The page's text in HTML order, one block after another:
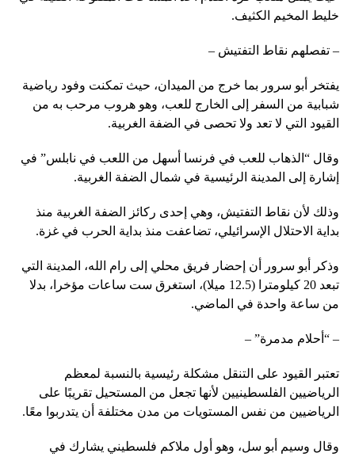
خليط المخيم الكثيف.
– تفصلهم نقاط التفتيش –
يفتخر أبو سرور بما خرج من الميدان، حيث تمكنت وفود رياضية
شبابية من السفر إلى الخارج للعب، وهو هروب مرحب به من
القيود التي لا تعد ولا تحصى في الضفة الغربية.
وقال “الذهاب للعب في فرنسا أسهل من اللعب في نابلس” في
إشارة إلى المدينة الرئيسية في شمال الضفة الغربية.
وذلك لأن نقاط التفتيش، وهي إحدى ركائز الضفة الغربية منذ
بداية الاحتلال الإسرائيلي، تضاعفت منذ بداية الحرب في غزة.
وذكر أبو سرور أن إحضار فريق محلي إلى رام الله، المدينة التي
تبعد 20 كيلومترا (12.5 ميلا)، استغرق ست ساعات مؤخرا، بدلا
من ساعة واحدة في الماضي.
– “أحلام مدمرة” –
تعتبر القيود على التنقل مشكلة رئيسية بالنسبة لمعظم
الرياضيين الفلسطينيين لأنها تجعل من المستحيل تقريبًا على
الرياضيين من نفس المستويات من مدن مختلفة أن يتدربوا معًا.
وقال وسيم أبو سل، وهو أول ملاكم فلسطيني يشارك في